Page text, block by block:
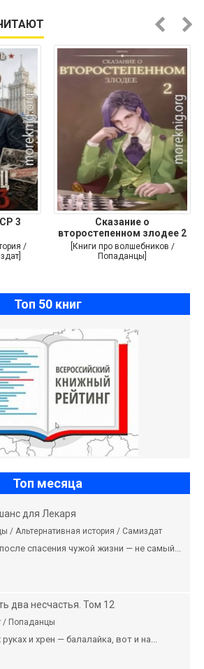
3
/
Сказание о
второстепенном злодее 2
[Книги про волшебников /
Попаданцы]
Топ 50 книг
Топ месяца
для Лекаря
/ Альтернативная история / Самиздат
спасения чужой жизни — не самый...
два несчастья. Том 12
/ Попаданцы
и хрен — балалайка, вот и на...